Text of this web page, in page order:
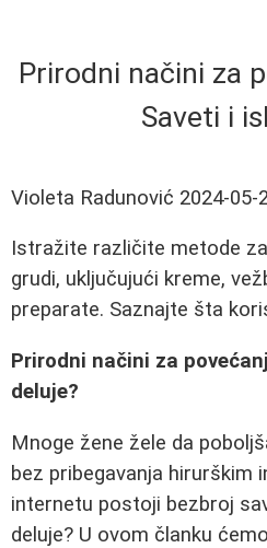
Prirodni načini za
Saveti i
Violeta Radunović 2024-05-
Istražite različite metode
grudi, uključujući kreme,
preparate. Saznajte šta
Prirodni načini za
deluje?
Mnoge žene žele da
bez pribegavanja hirurškim
internetu postoji bezbroj
deluje? U ovom članku